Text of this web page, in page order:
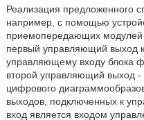
Реализация предложенного
например, с помощью
приемопередающих
первый управляющий выход
управляющему входу блока
второй управляющий выход -
цифрового
выходов, подключенных к
вход является входом